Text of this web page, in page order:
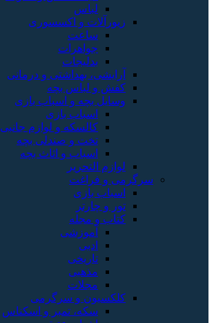
لباس
زیورآلات و اکسسوری
ساعت
جواهرات
بدلیجات
آرایشی، بهداشتی و درمانی
کفش و لباس بچه
وسایل بچه و اسباب بازی
اسباب بازی
کالسکه و لوازم جانبی
تخت و صندلی بچه
اسباب و اثاث بچه
لوازم التحریر
سرگرمی و فراغت
اسباب‌ بازی
تور و چارتر
کتاب و مجله
آموزشی
ادبی
تاریخی
مذهبی
مجلات
کلکسیون و سرگرمی
سکه، تمبر و اسکناس